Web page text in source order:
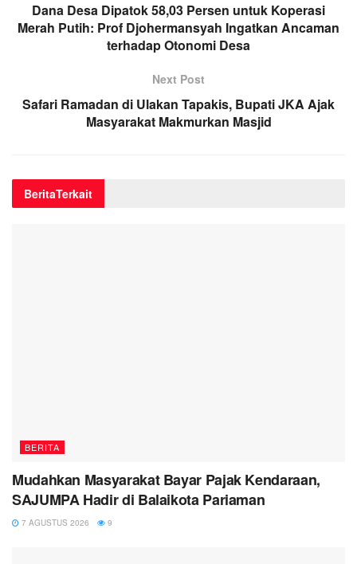
Dana Desa Dipatok 58,03 Persen untuk Koperasi
Merah Putih: Prof Djohermansyah Ingatkan Ancaman
terhadap Otonomi Desa
Next Post
Safari Ramadan di Ulakan Tapakis, Bupati JKA Ajak
Masyarakat Makmurkan Masjid
BeritaTerkait
BERITA
Mudahkan Masyarakat Bayar Pajak Kendaraan,
SAJUMPA Hadir di Balaikota Pariaman
7 AGUSTUS 2026 9